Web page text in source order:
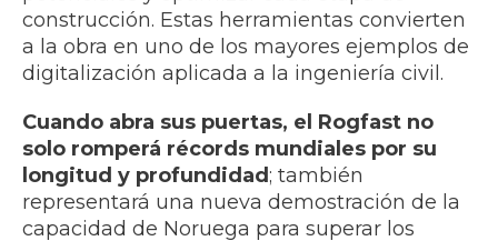
construcción. Estas herramientas convierten
a la obra en uno de los mayores ejemplos de
digitalización aplicada a la ingeniería civil.
Cuando abra sus puertas, el Rogfast no
solo romperá récords mundiales por su
longitud y profundidad; también
representará una nueva demostración de la
capacidad de Noruega para superar los